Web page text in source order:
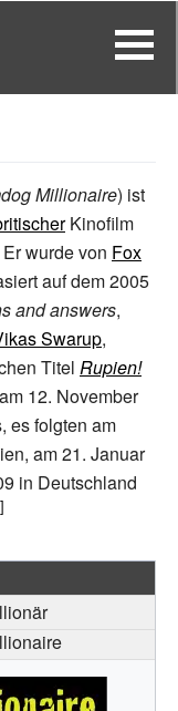
Millionaire) ist
Kinofilm
Er wurde von Fox
auf dem 2005
and answers,
Swarup,
Titel Rupien!
12. November
es folgten am
am 21. Januar
in Deutschland